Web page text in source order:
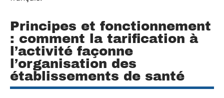
Principes et fonctionnement
: comment la tarification à
l’activité façonne
l’organisation des
établissements de santé